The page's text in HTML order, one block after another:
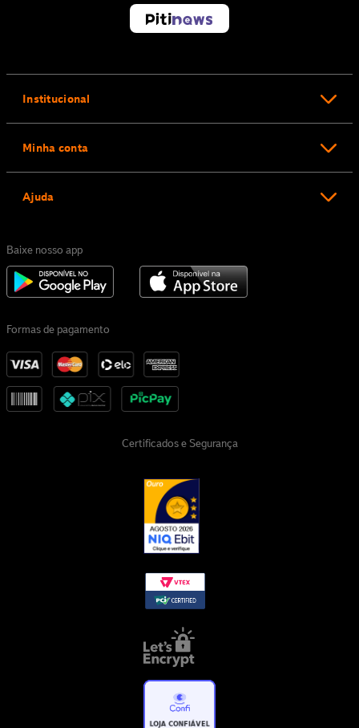
Institucional
Minha conta
Ajuda
Baixe nosso app
Formas de pagamento
Certificados e Segurança